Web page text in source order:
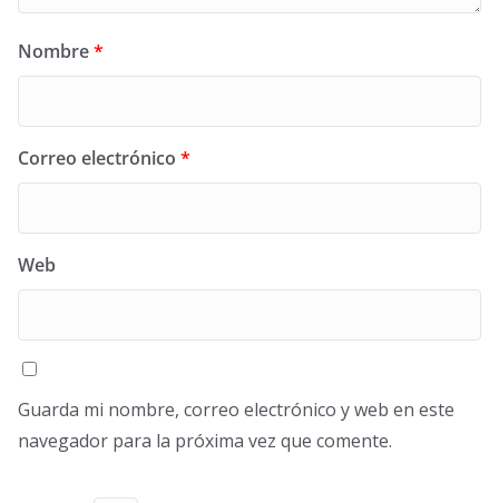
Nombre*
Correo electrónico *
Web
Guarda mi nombre, correo electrónico y web en este
navegador para la próxima vez que comente.